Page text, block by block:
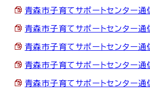
青森市子育てサポートセンター
青森市子育てサポートセンター
青森市子育てサポートセンター
青森市子育てサポートセンター
青森市子育てサポートセンター